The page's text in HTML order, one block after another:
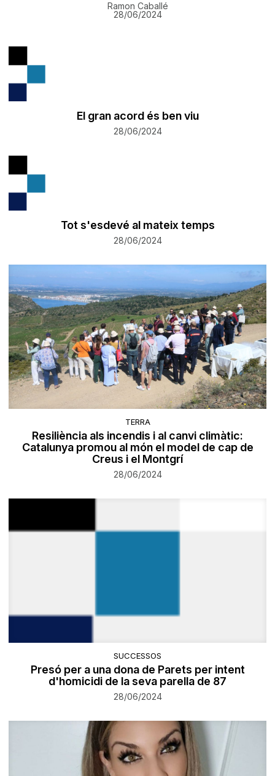
Ramon Caballé
28/06/2024
El gran acord és ben viu
28/06/2024
Tot s'esdevé al mateix temps
28/06/2024
TERRA
Resiliència als incendis i al canvi climàtic:
Catalunya promou al món el model de cap de
Creus i el Montgrí
28/06/2024
SUCCESSOS
Presó per a una dona de Parets per intent
d'homicidi de la seva parella de 87
28/06/2024